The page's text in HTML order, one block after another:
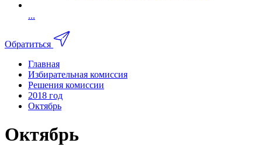
...
Обратиться
Главная
Избирательная комиссия
Решения комиссии
2018 год
Октябрь
Октябрь